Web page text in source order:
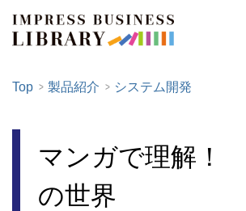
Top 製品紹介 システム開発
マンガで理解！
の世界